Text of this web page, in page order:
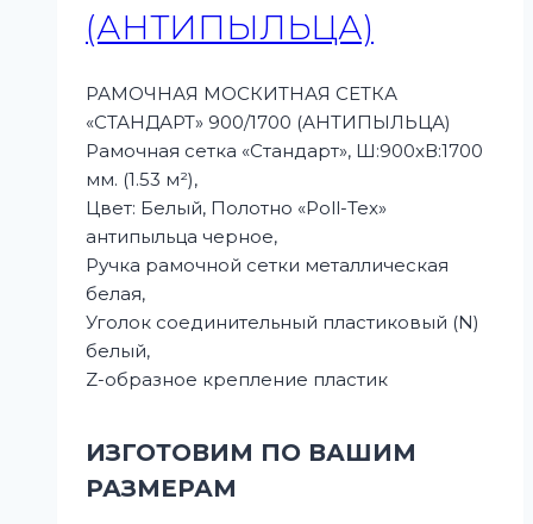
(АНТИПЫЛЬЦА)
РАМОЧНАЯ МОСКИТНАЯ СЕТКА
«СТАНДАРТ» 900/1700 (АНТИПЫЛЬЦА)
Рамочная сетка «Стандарт», Ш:900xВ:1700
мм. (1.53 м²),
Цвет: Белый, Полотно «Poll-Tex»
антипыльца черное,
Ручка рамочной сетки металлическая
белая,
Уголок соединительный пластиковый (N)
белый,
Z-образное крепление пластик
ИЗГОТОВИМ ПО ВАШИМ
РАЗМЕРАМ